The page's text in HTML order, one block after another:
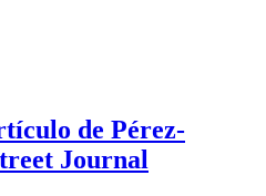
de Pérez-
Journal